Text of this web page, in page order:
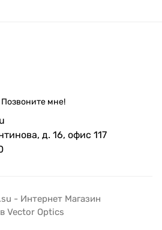
Позвоните мне!
д. 16, офис 117
- Интернет Магазин
Vector Optics